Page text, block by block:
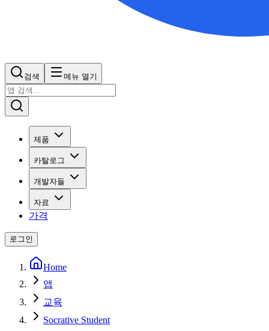
검색 메뉴 열기
제품
카탈로그
개발자들
자료
가격
로그인
Home
앱
교육
Socrative Student